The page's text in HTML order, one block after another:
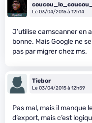
Le 03/04/2015 à 12h14
J’utilise camscanner en
bonne. Mais Google ne
pas par migrer chez ms.
Tiebor
Le 03/04/2015 à 12h59
Pas mal, mais il manque
d’export, mais c’est